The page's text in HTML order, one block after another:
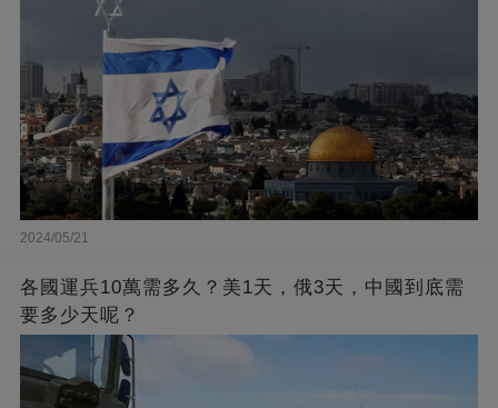
2024/05/21
各國運兵10萬需多久？美1天，俄3天，中國到底需
要多少天呢？